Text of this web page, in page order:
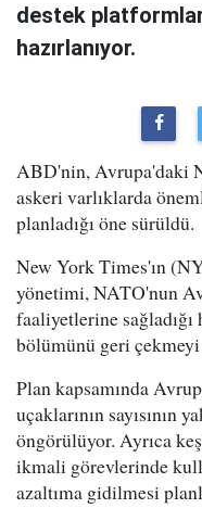
destek
hazırlanıyor.
ABD'nin, Avrupa'daki
askeri varlıklarda
planladığı öne sürüldü.
New York Times'ın
yönetimi, NATO'nun
faaliyetlerine sağladığı
bölümünü geri
Plan kapsamında
uçaklarının sayısının
öngörülüyor. Ayrıca
ikmali görevlerinde
azaltıma gidilmesi